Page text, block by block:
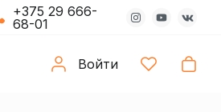
+375 29 666-
68-01
Войти